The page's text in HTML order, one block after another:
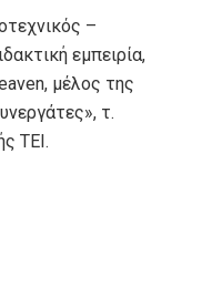
–
εμπειρία,
μέλος της
τ.
ΤΕΙ.